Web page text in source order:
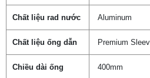
Chất liệu rad nước Aluminum
Chất liệu ống dẫn Premium
Chiều dài ống 400mm